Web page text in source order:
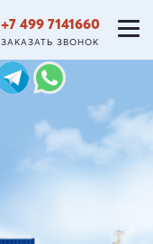
+7 499 7141660
ЗАКАЗАТЬ ЗВОНОК